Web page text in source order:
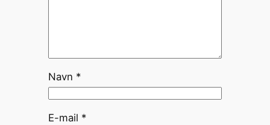
Navn *
E-mail *